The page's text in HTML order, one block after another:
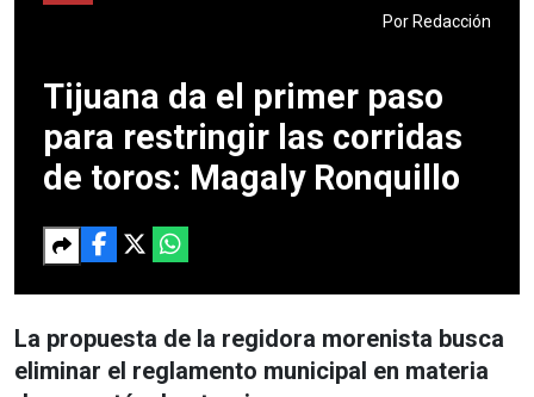
Por Redacción
Tijuana da el primer paso
para restringir las corridas
de toros: Magaly Ronquillo
La propuesta de la regidora morenista busca
eliminar el reglamento municipal en materia